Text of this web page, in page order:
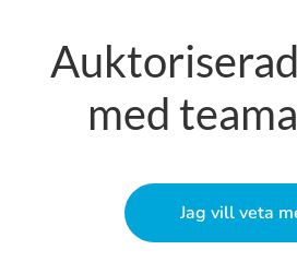
med
Jag vill veta